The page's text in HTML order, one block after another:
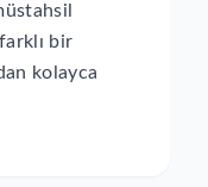
bir
kolayca